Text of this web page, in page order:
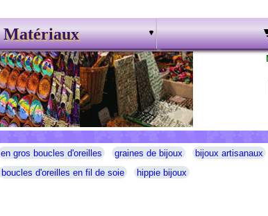
Matériaux
en gros boucles d'oreilles graines de bijoux bijoux artisanaux
boucles d'oreilles en fil de soie
hippie bijoux